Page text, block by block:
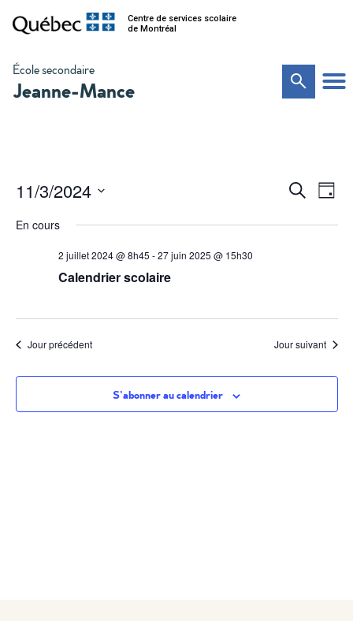
Centre de services scolaire
de Montréal
École secondaire
Jeanne-Mance
et
Recherche
de
Jour
11/3/2024
une
En cours
2 juillet 2024 @ 8h45 -27 juin 2025 @ 15h30
Calendrier scolaire
Jour précédent Jour suivant
S’abonner au calendrier